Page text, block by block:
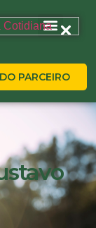
PARCEIRO